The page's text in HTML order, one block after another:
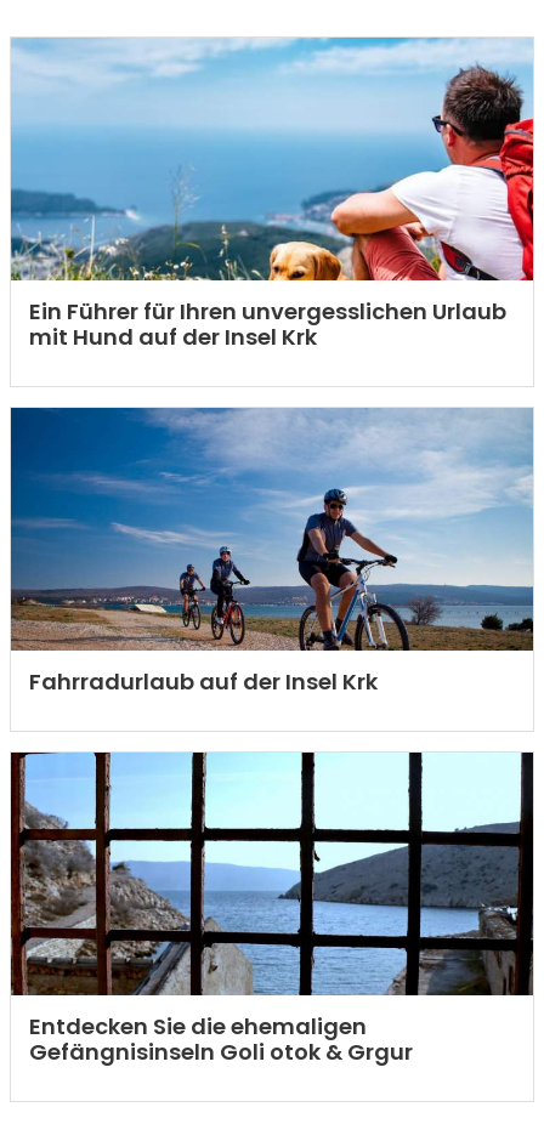
Ein Führer für Ihren unvergesslichen Urlaub
mit Hund auf der Insel Krk
Fahrradurlaub auf der Insel Krk
Entdecken Sie die ehemaligen
Gefängnisinseln Goli otok & Grgur